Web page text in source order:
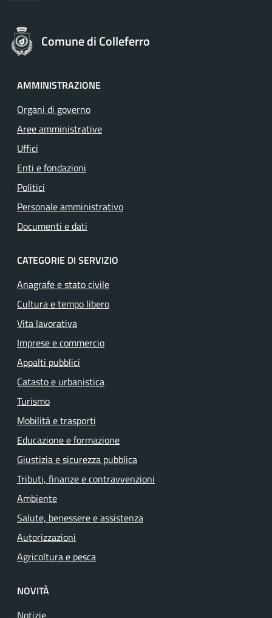
Comune di Colleferro
AMMINISTRAZIONE
Organi di governo
Aree amministrative
Uffici
Enti e fondazioni
Politici
Personale amministrativo
Documenti e dati
CATEGORIE DI SERVIZIO
Anagrafe e stato civile
Cultura e tempo libero
Vita lavorativa
Imprese e commercio
Appalti pubblici
Catasto e urbanistica
Turismo
Mobilità e trasporti
Educazione e formazione
Giustizia e sicurezza pubblica
Tributi, finanze e contravvenzioni
Ambiente
Salute, benessere e assistenza
Autorizzazioni
Agricoltura e pesca
NOVITÀ
Notizie